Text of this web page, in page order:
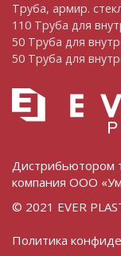
Труба, армир.
110 Труба для
50 Труба для
50 Труба для
Дистрибьютором
компания ООО
© 2021 EVER
Политика